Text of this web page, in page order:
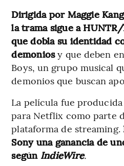
Dirigida por Maggie
la trama sigue a
que dobla su identidad
demoniosy que deben
Boys, un grupo musical
demonios que buscan
La película fue
para Netflix como parte
plataforma de streaming.
Sony una ganancia de
según IndieWire.